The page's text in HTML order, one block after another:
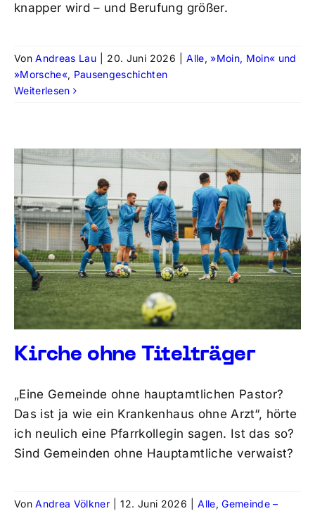
knapper wird – und Berufung größer.
VonAndreas Lau 20. Juni 2026 Alle,»Moin, Moin« und
»Morsche«, Pausengeschichten
Weiterlesen
Kirche ohne Titelträger
„Eine Gemeinde ohne hauptamtlichen Pastor?
Das ist ja wie ein Krankenhaus ohne Arzt“, hörte
ich neulich eine Pfarrkollegin sagen. Ist das so?
Sind Gemeinden ohne Hauptamtliche verwaist?
VonAndrea Völkner 12. Juni 2026 Alle,Gemeinde –